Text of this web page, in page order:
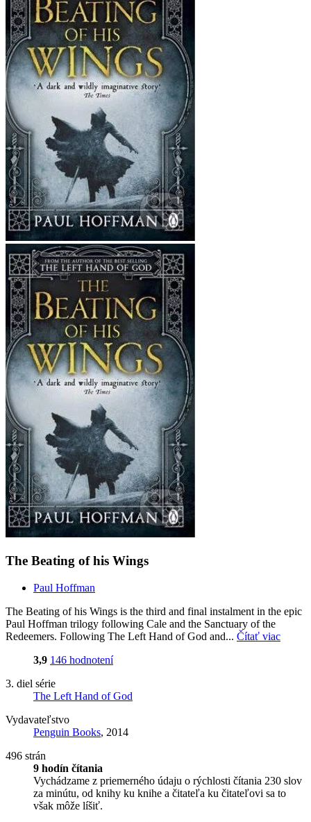
The Beating of his Wings
Paul Hoffman
The Beating of his Wings is the third and final instalment in the epic
Paul Hoffman trilogy following Cale and the Sanctuary of the
Redeemers. Following The Left Hand of God and... Čítať viac
3,9 146 hodnotení
3. diel série
The Left Hand of God
Vydavateľstvo
Penguin Books, 2014
496 strán
9 hodín čítania
Vychádzame z priemerného údaju o rýchlosti čítania 230 slov
za minútu, od knihy ku knihe a čitateľa ku čitateľovi sa to
však môže líšiť.